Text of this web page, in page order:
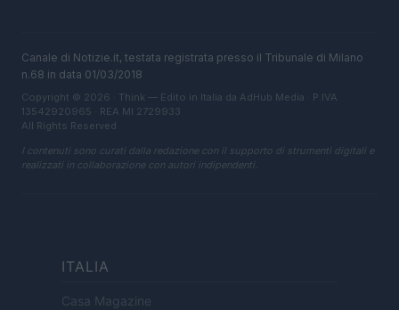
Canale di Notizie.it, testata registrata presso il Tribunale di Milano
n.68 in data 01/03/2018
Copyright © 2026 · Think — Edito in Italia da AdHub Media · P.IVA
13542920965 · REA MI 2729933
All Rights Reserved
I contenuti sono curati dalla redazione con il supporto di strumenti digitali e
realizzati in collaborazione con autori indipendenti.
ITALIA
Casa Magazine